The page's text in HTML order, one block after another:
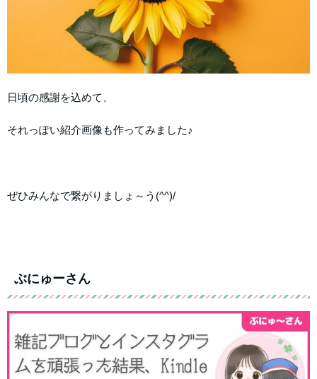
日頃の感謝を込めて、
それっぽい紹介画像も作ってみました♪
ぜひみんなで繋がりましょ～う(^^)/
ぶにゅーさん